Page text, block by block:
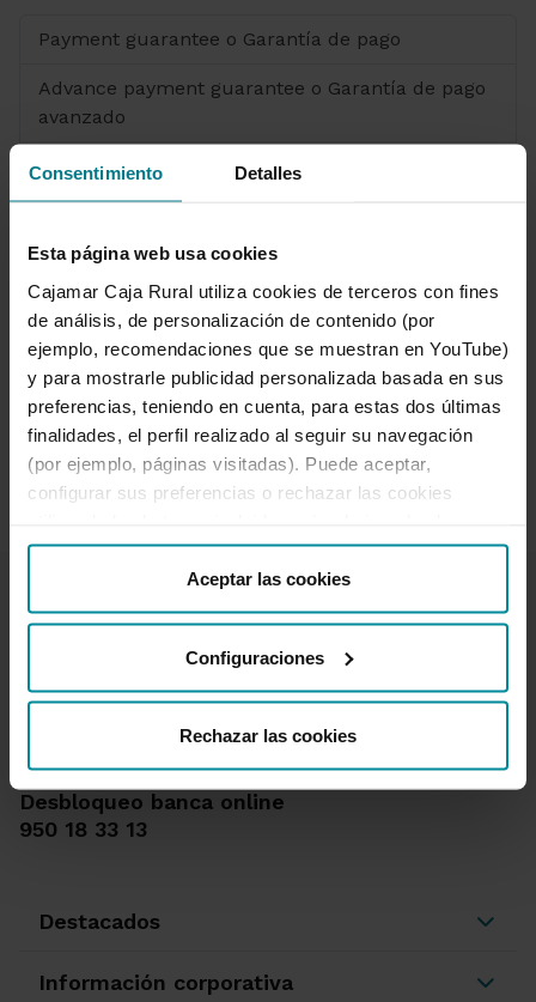
Consentimiento Detalles
Esta página web usa cookies
Cajamar Caja Rural utiliza cookies de terceros con fines
de análisis, de personalización de contenido (por
ejemplo, recomendaciones que se muestran en YouTube)
y para mostrarle publicidad personalizada basada en sus
preferencias, teniendo en cuenta, para estas dos últimas
finalidades, el perfil realizado al seguir su navegación
(por ejemplo, páginas visitadas). Puede aceptar,
configurar sus preferencias o rechazar las cookies
“Detalles”. También puede obtener más información, así
como cambiar el consentimiento en cualquier momento
desde nuestraPolítica de Cookies.
Aceptar las cookies
Configuraciones
Rechazar las cookies
Payment guarantee o Garantía de pago
Advance payment guarantee o Garantía de pago
avanzado
Bid bond o Garantía de licitación
Para la concesión de facilidades crediticias
Garantías ante autoridades aduaneras u
organismos comunitarios
« Anterior Siguiente »
Te ayudamos
Quejas y reclamaciones
Oficinas y cajeros
Desbloqueo banca online
950 18 33 13
Destacados
Información corporativa